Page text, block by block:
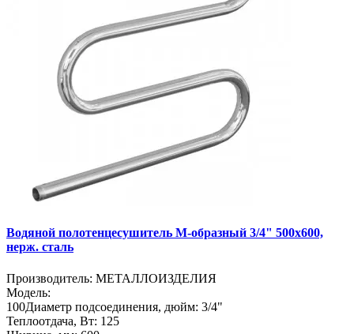
Водяной полотенцесушитель М-образный 3/4" 500х600,
нерж. сталь
Производитель: МЕТАЛЛОИЗДЕЛИЯ
Модель:
100Диаметр подсоединения, дюйм: 3/4"
Теплоотдача, Вт: 125